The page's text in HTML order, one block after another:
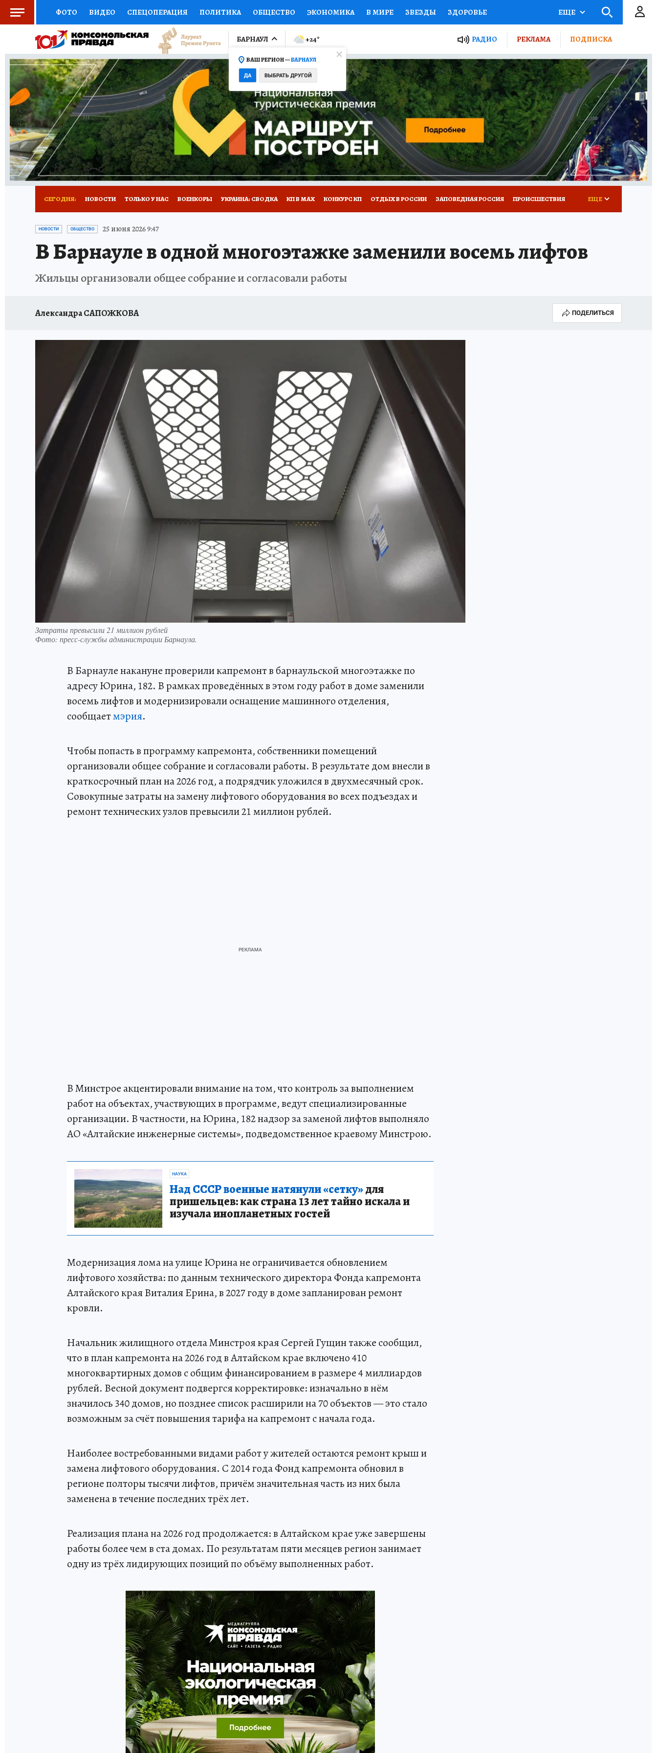
ФОТО ВИДЕО СПЕЦОПЕРАЦИЯ ПОЛИТИКА ОБЩЕСТВО ЭКОНОМИКА В МИРЕ ЗВЕЗДЫ ЗДОРОВЬЕ
СОЦПОДДЕРЖКА НАУКА СПОРТ КОЛУМНИСТЫ ПРОИСШЕСТВИЯ НАЦИОНАЛЬНЫЕ ПРОЕКТЫ РОССИИ
ВЫБОР ЭКСПЕРТОВ ДОКТОР ФИНАНСЫ ОТКРЫВАЕМ МИР Я ЗНАЮ СЕМЬЯ ЖЕНСКИЕ СЕКРЕТЫ ПУТЕВОДИТЕЛЬ
КНИЖНАЯ ПОЛКА ПРОГНОЗЫ НА СПОРТ ПРОМОКОДЫ СЕРИАЛЫ СПЕЦПРОЕКТЫ ДЕФИЦИТ ЖЕЛЕЗА ТУРИЗМ
ПРЕСС-ЦЕНТР НЕДВИЖИМОСТЬ ТЕЛЕВИЗОР КОЛЛЕКЦИИ КОНКУРСЫ РАБОТА У НАС ГИД ПОТРЕБИТЕЛЯ ВСЕ О КП
РАДИО КП РЕКЛАМА ТЕСТЫ НОВОЕ НА САЙТЕ
ЕЩЕ
БАРНАУЛ
ВАШ РЕГИОН —БАРНАУЛ
ДА ВЫБРАТЬ ДРУГОЙ
+24° РАДИО РЕКЛАМА ПОДПИСКА
СЕГОДНЯ: НОВОСТИ ТОЛЬКО У НАС ВОЕНКОРЫ УКРАИНА: СВОДКА КП В МАХ КОНКУРС КП ОТДЫХ В РОССИИ ЗАПОВЕДНАЯ РОССИЯ ПРОИСШЕСТВИЯ
АФИША ИСПЫТАНО НА СЕБЕ
ЕЩЕ
НОВОСТИ ОБЩЕСТВО 25 июня 2026 9:47
В Барнауле в одной многоэтажке заменили восемь лифтов
Жильцы организовали общее собрание и согласовали работы
Александра САПОЖКОВА ПОДЕЛИТЬСЯ
Затраты превысили 21 миллион рублей
Фото: пресс-службы администрации Барнаула.
В Барнауле накануне проверили капремонт в барнаульской многоэтажке по
адресу Юрина, 182. В рамках проведённых в этом году работ в доме заменили
восемь лифтов и модернизировали оснащение машинного отделения,
сообщаетмэрия.
Чтобы попасть в программу капремонта, собственники помещений
организовали общее собрание и согласовали работы. В результате дом внесли в
краткосрочный план на 2026 год, а подрядчик уложился в двухмесячный срок.
Совокупные затраты на замену лифтового оборудования во всех подъездах и
ремонт технических узлов превысили 21 миллион рублей.
В Минстрое акцентировали внимание на том, что контроль за выполнением
работ на объектах, участвующих в программе, ведут специализированные
организации. В частности, на Юрина, 182 надзор за заменой лифтов выполняло
АО «Алтайские инженерные системы», подведомственное краевому Минстрою.
НАУКА
Над СССР военные натянули «сетку»для
пришельцев: как страна 13 лет тайно искала и
изучала инопланетных гостей
Модернизация лома на улице Юрина не ограничивается обновлением
лифтового хозяйства: по данным технического директора Фонда капремонта
Алтайского края Виталия Ерина, в 2027 году в доме запланирован ремонт
кровли.
Начальник жилищного отдела Минстроя края Сергей Гущин также сообщил,
что в план капремонта на 2026 год в Алтайском крае включено 410
многоквартирных домов с общим финансированием в размере 4 миллиардов
рублей. Весной документ подвергся корректировке: изначально в нём
значилось 340 домов, но позднее список расширили на 70 объектов — это стало
возможным за счёт повышения тарифа на капремонт с начала года.
Наиболее востребованными видами работ у жителей остаются ремонт крыш и
замена лифтового оборудования. С 2014 года Фонд капремонта обновил в
регионе полторы тысячи лифтов, причём значительная часть из них была
заменена в течение последних трёх лет.
Реализация плана на 2026 год продолжается: в Алтайском крае уже завершены
работы более чем в ста домах. По результатам пяти месяцев регион занимает
одну из трёх лидирующих позиций по объёму выполненных работ.